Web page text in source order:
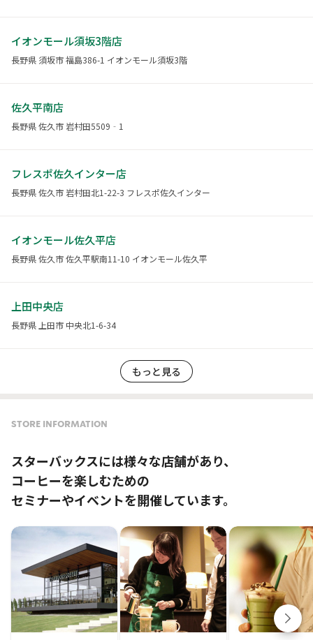
イオンモール須坂3階店
長野県 須坂市 福島386-1 イオンモール須坂3階
佐久平南店
長野県 佐久市 岩村田5509‐1
フレスポ佐久インター店
長野県 佐久市 岩村田北1-22-3 フレスポ佐久インター
イオンモール佐久平店
長野県 佐久市 佐久平駅南11-10 イオンモール佐久平
上田中央店
長野県 上田市 中央北1-6-34
もっと見る
STORE INFORMATION
スターバックスには様々な店舗があり、
コーヒーを楽しむための
セミナーやイベントを開催しています。